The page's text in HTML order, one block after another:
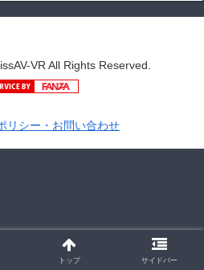
VR All Rights Reserved.
リシー・お問い合わせ
トップ サイドバー